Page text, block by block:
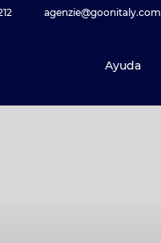
agenzie@goonitaly.com
Ayuda